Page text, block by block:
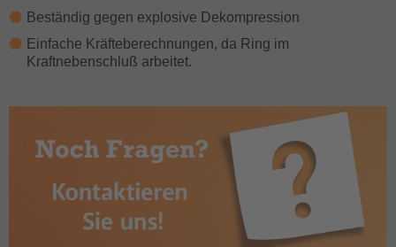
Beständig gegen explosive Dekompression
Einfache Kräfteberechnungen, da Ring im
Kraftnebenschluß arbeitet.